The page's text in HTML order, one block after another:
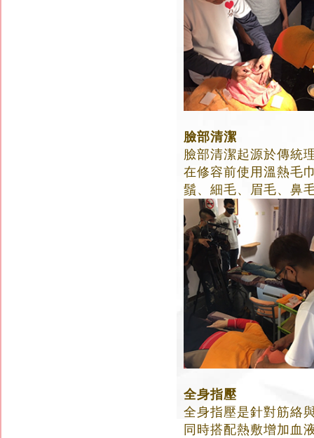
臉部清潔
臉部清潔起源於傳統
在修容前使用溫熱毛
鬚、細毛、眉毛、鼻
全身指壓
全身指壓是針對筋絡
同時搭配熱敷增加血